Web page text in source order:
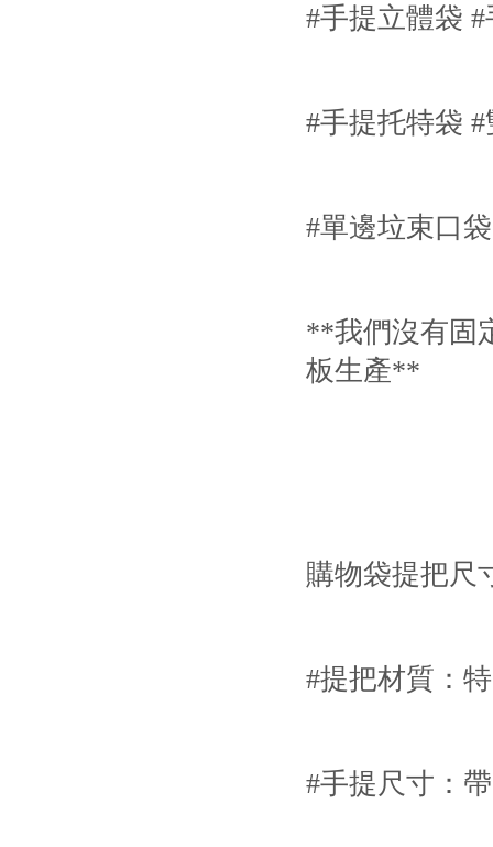
#手提立體袋
#手提托特袋
#單邊垃束口袋
**我們沒有固
板生產**
購物袋提把尺
#提把材質：
#手提尺寸：